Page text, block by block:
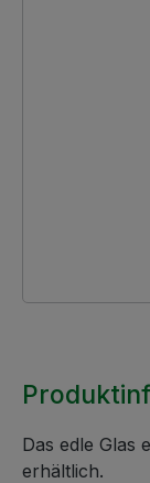
Das edle Glas
erhältlich.